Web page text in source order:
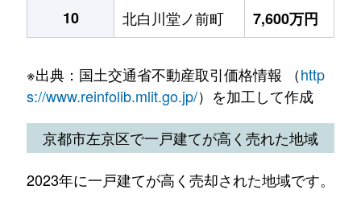
10
北白川堂ノ前町 7,600万円
※出典：国土交通省不動産取引価格情報 （http
s://www.reinfolib.mlit.go.jp/）を加工して作成
京都市左京区で一戸建てが高く売れた地域
2023年に一戸建てが高く売却された地域です。